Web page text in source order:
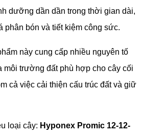
dưỡng dần dần trong thời gian dài,
phân bón và tiết kiệm công sức.
này cung cấp nhiều nguyên tố
môi trường đất phù hợp cho cây cối
cả việc cải thiện cấu trúc đất và giữ
loại cây: Hyponex Promic 12-12-